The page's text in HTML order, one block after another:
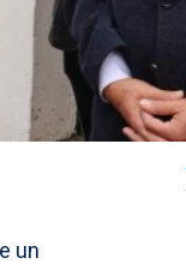
un